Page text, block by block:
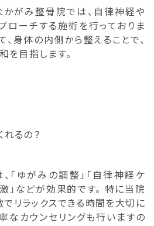
かがみ整骨院では、自律神経や
ローチする施術を行っておりま
身体の内側から整えることで、
を目指します。
るの？
「ゆがみの調整」「自律神経ケ
」などが効果的です。 特に当院
リラックスできる時間を大切に
なカウンセリングも行いますの